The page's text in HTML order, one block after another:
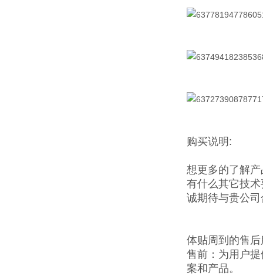
购买说明:
想更多的了解
有什么其它技
诚期待与贵公
体贴周到的售
售前：为用户
案和产品。